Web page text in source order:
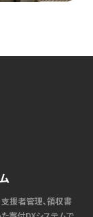
支援者管理、領収書